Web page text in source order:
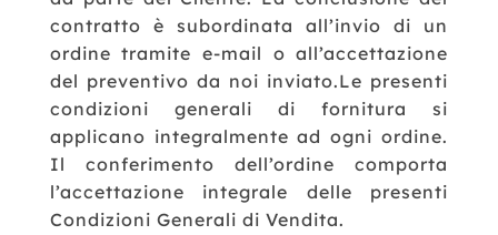
contratto è subordinata all’invio di un
ordine tramite e-mail o all’accettazione
del preventivo da noi inviato.Le presenti
condizioni generali di fornitura si
applicano integralmente ad ogni ordine.
Il conferimento dell’ordine comporta
l’accettazione integrale delle presenti
Condizioni Generali di Vendita.